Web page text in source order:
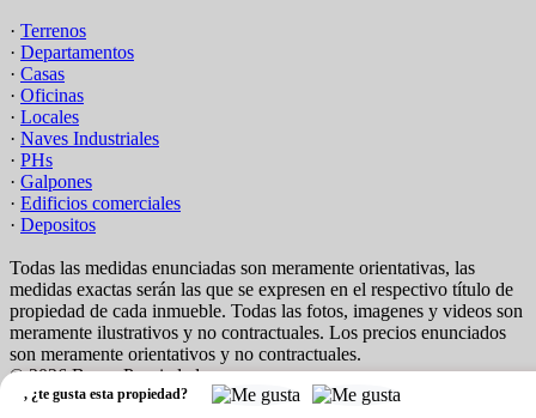
, ¿te gusta esta propiedad?
· Terrenos
· Departamentos
· Casas
· Oficinas
· Locales
· Naves Industriales
· PHs
· Galpones
· Edificios comerciales
· Depositos
Todas las medidas enunciadas son meramente orientativas, las
medidas exactas serán las que se expresen en el respectivo título de
propiedad de cada inmueble. Todas las fotos, imagenes y videos son
meramente ilustrativos y no contractuales. Los precios enunciados
son meramente orientativos y no contractuales.
© 2026 Boxer Propiedades.
Software Inmobiliario - Tokko Broker